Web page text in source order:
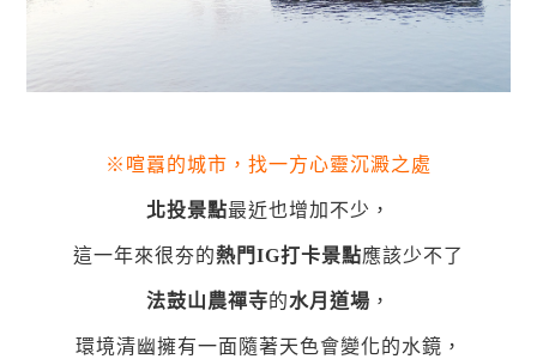
※喧囂的城市，找一方心靈沉澱之處
北投景點最近也增加不少，
這一年來很夯的熱門IG打卡景點應該少不了
法鼓山農禪寺的水月道場 ，
環境清幽擁有一面隨著天色會變化的水鏡，